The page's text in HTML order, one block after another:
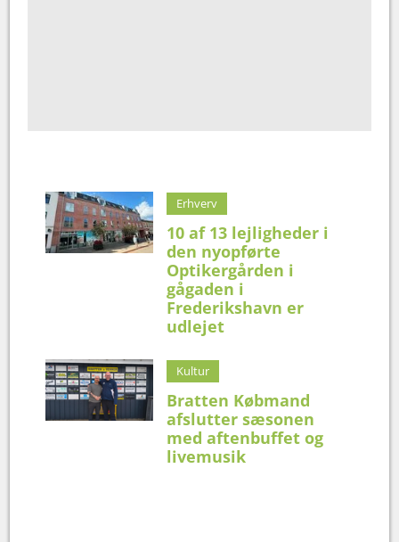
Erhverv
10 af 13 lejligheder i
den nyopførte
Optikergården i
gågaden i
Frederikshavn er
udlejet
Kultur
Bratten Købmand
afslutter sæsonen
med aftenbuffet og
livemusik